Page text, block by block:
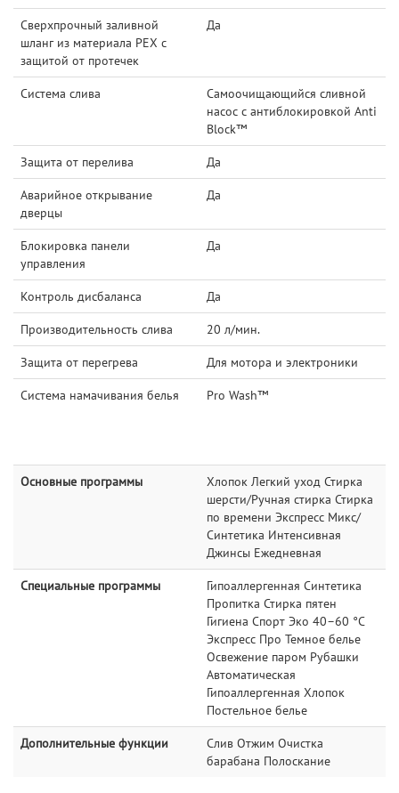
Сверхпрочный заливной
шланг из материала РЕХ с
защитой от протечек
Да
Система слива
Самоочищающийся сливной
насос с антиблокировкой Anti
Block™
Защита от перелива Да
Аварийное открывание
дверцы
Да
Блокировка панели
управления
Да
Контроль дисбаланса Да
Производительность слива 20 л/мин.
Защита от перегрева Для мотора и электроники
Система намачивания белья Pro Wash™
Основные программы
Хлопок Легкий уход Стирка
шерсти/Ручная стирка Стирка
по времени Экспресс Микс/
Синтетика Интенсивная
Джинсы Ежедневная
Специальные программы
Гипоаллергенная Синтетика
Пропитка Стирка пятен
Гигиена Спорт Эко 40–60 °C
Экспресс Про Темное белье
Освежение паром Рубашки
Автоматическая
Гипоаллергенная Хлопок
Постельное белье
Дополнительные функции
Слив Отжим Очистка
барабана Полоскание